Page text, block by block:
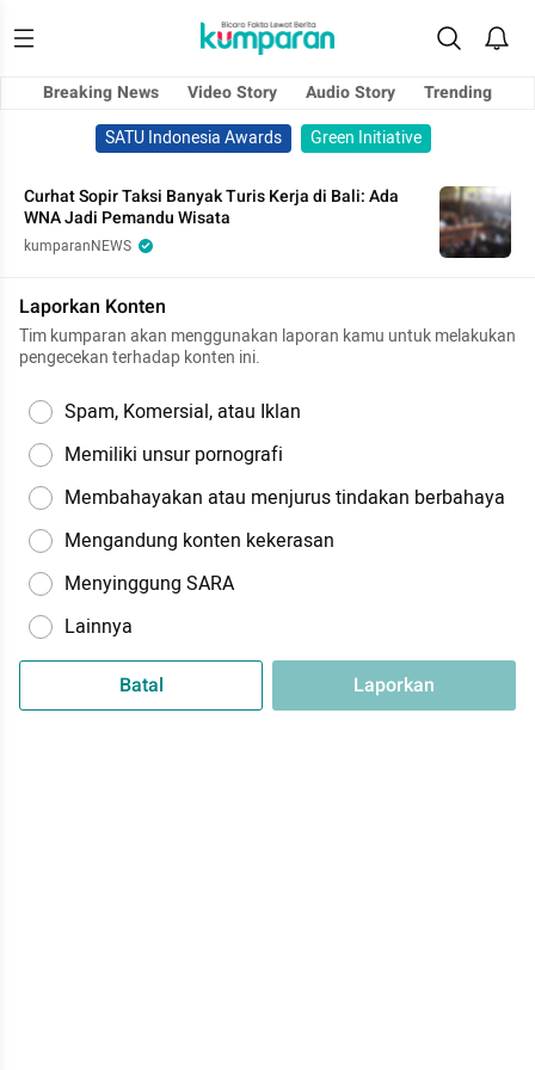
Breaking News Video Story Audio Story
Trending
SATU Indonesia Awards
Green Initiative
Curhat Sopir Taksi Banyak Turis Kerja di Bali: Ada
WNA Jadi Pemandu Wisata
kumparanNEWS
Laporkan Konten
Tim kumparan akan menggunakan laporan kamu untuk melakukan
pengecekan terhadap konten ini.
Spam, Komersial, atau Iklan
Memiliki unsur pornografi
Membahayakan atau menjurus tindakan berbahaya
Mengandung konten kekerasan
Menyinggung SARA
Lainnya
Batal Laporkan